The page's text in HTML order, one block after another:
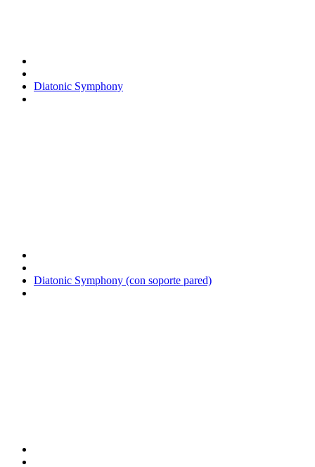
Diatonic Symphony
Diatonic Symphony (con soporte pared)